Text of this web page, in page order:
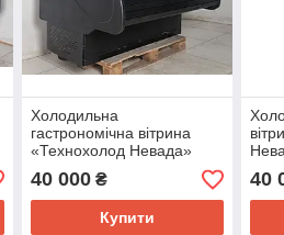
Холодильна
гастрономічна вітрина
«Технохолод Невада»
(Україна), 1.58 м. (-2°
+8°), викладка 90 см., Б/у
40 000₴
Купити
(-
Б/у
40